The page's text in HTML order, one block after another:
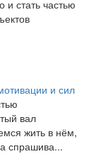
и стать частью
и сил
вал
жить в нём,
спрашива...